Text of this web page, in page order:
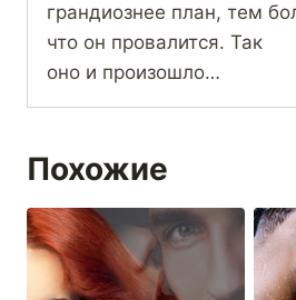
грандиознее план, тем
что он провалится. Так
оно и произошло…
Похожие